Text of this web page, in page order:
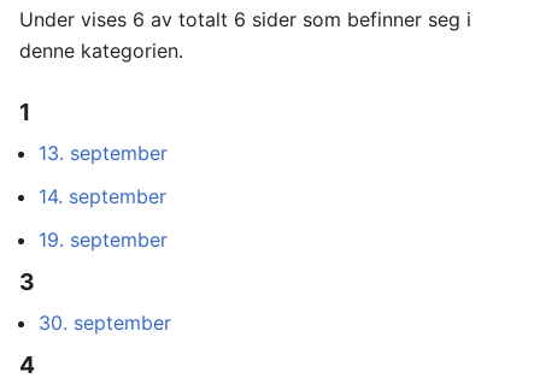
Under vises 6 av totalt 6 sider som befinner seg i
denne kategorien.
1
13. september
14. september
19. september
3
30. september
4